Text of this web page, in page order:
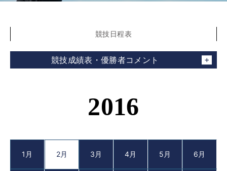
競技日程表
競技成績表・優勝者コメント
2016
1月 2月 3月 4月 5月 6月